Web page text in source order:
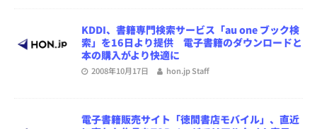
KDDI、書籍専門検索サービス「au one ブック検
索」を16日より提供 電子書籍のダウンロードと
本の購入がより快適に
2008年10月17日 hon.jp Staff
電子書籍販売サイト「徳間書店モバイル」、直近